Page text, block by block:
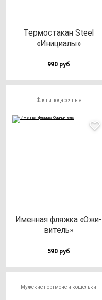
Тер­мос­та­кан Ste­el
«Ини­ци­алы»
990 руб
Фляги подарочные
Имен­ная фляж­ка «Ожи­
ви­тель»
590 руб
Мужские портмоне и кошельки